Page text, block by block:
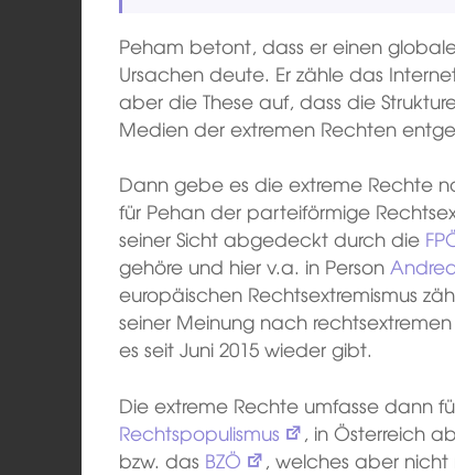
Peham betont, dass er einen
Ursachen deute. Er zähle das
aber die These auf, dass die
Medien der extremen Rechten
Dann gebe es die extreme Rechte
für Pehan der parteiförmige
seiner Sicht abgedeckt durch die
gehöre und hier v.a. in Person
europäischen Rechtsextremismus
seiner Meinung nach
es seit Juni 2015 wieder gibt.
Die extreme Rechte umfasse dann
Rechtspopulismus
, in Österreich
bzw. das BZÖ , welches aber nicht